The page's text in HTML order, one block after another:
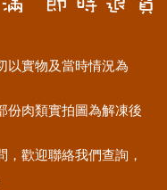
以實物及當時情況為
份肉類實拍圖為解凍後
歡迎聯絡我們查詢，